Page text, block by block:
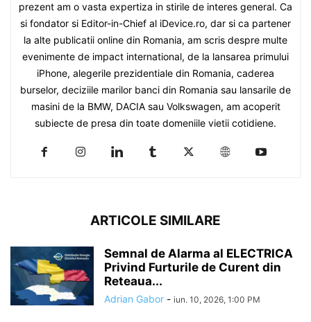
prezent am o vasta expertiza in stirile de interes general. Ca
si fondator si Editor-in-Chief al iDevice.ro, dar si ca partener
la alte publicatii online din Romania, am scris despre multe
evenimente de impact international, de la lansarea primului
iPhone, alegerile prezidentiale din Romania, caderea
burselor, deciziile marilor banci din Romania sau lansarile de
masini de la BMW, DACIA sau Volkswagen, am acoperit
subiecte de presa din toate domeniile vietii cotidiene.
ARTICOLE SIMILARE
Semnal de Alarma al ELECTRICA
Privind Furturile de Curent din
Reteaua...
Adrian Gabor - iun. 10, 2026, 1:00 PM